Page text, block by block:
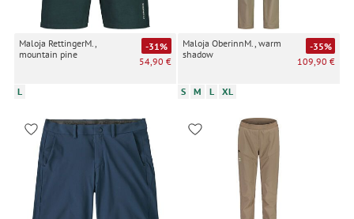
Maloja RettingerM.,
mountain pine
-31%
54,90 €
L
Maloja OberinnM., warm
shadow
-35%
109,90 €
S M L XL